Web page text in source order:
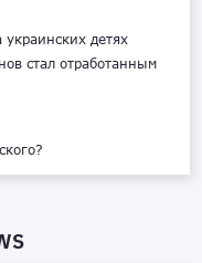
украинских детях
стал отработанным